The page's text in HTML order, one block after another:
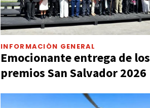
INFORMACIÓN GENERAL
Emocionante entrega de los
premios San Salvador 2026